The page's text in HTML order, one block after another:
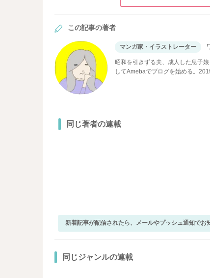
この記事の著者
マンガ家・イラストレーター
昭和を引きずる夫、成人した息子
してAmebaでブログを始める。
同じ著者の連載
新着記事が配信されたら、メールやプッシュ通知でお
同じジャンルの連載